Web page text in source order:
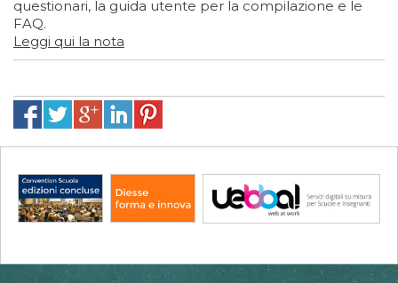
questionari, la guida utente per la compilazione e le
FAQ.
Leggi qui la nota